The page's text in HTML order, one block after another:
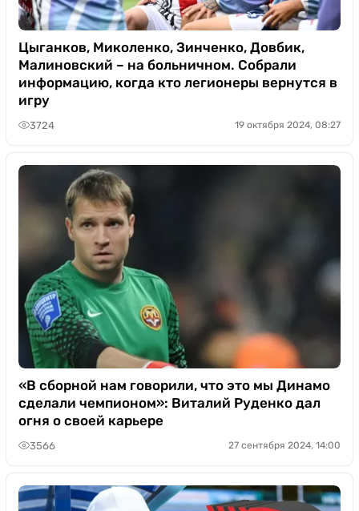
Цыганков, Миколенко, Зинченко, Довбик,
Малиновский – на больничном. Собрали
информацию, когда кто легионеры вернутся в
игру
3724 19 октября 2024, 08:27
«В сборной нам говорили, что это мы Динамо
сделали чемпионом»: Виталий Руденко дал
огня о своей карьере
3566 27 сентября 2024, 14:00